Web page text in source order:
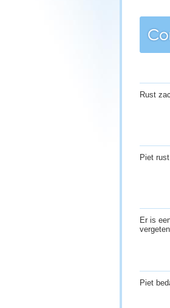
Rust
Piet
Er is
Piet